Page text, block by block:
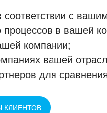
с
в вашей
компании;
вашей
для
КЛИЕНТОВ